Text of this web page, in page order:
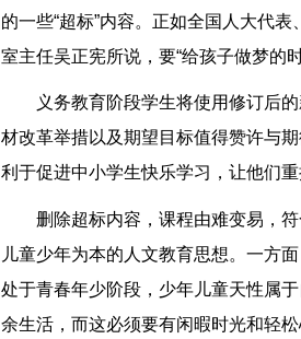
的一些“超标”内容。正如全国人大代
室主任吴正宪所说，要“给孩子做梦的时
义务教育阶段学生将使用修订后
材改革举措以及期望目标值得赞许与
利于促进中小学生快乐学习，让他
删除超标内容，课程由难变易，
儿童少年为本的人文教育思想。一方
处于青春年少阶段，少年儿童天性属
余生活，而这必须要有闲暇时光和轻